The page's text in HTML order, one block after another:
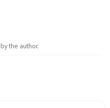
by the author.